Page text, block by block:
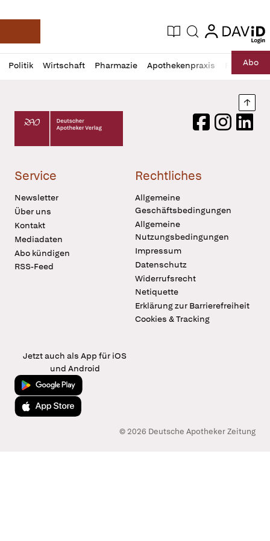
Deutsche Apotheker Zeitung
Aktuelle Ausgabe
Suche login
login
Politik Wirtschaft Pharmazie Apothekenpraxis RechtAbo
Profil
öffnen
Daz
Pur
Deutscher Apotheker Verlag Logo
FacebookInstagram
Service
Newsletter
Über uns
Kontakt
Mediadaten
Abo kündigen
RSS-Feed
Rechtliches
Allgemeine
Geschäftsbedingungen
Allgemeine
Nutzungsbedingungen
Impressum
Datenschutz
Widerrufsrecht
Netiquette
Erklärung zur Barrierefreiheit
Cookies & Tracking
Jetzt auch als App für iOS
und Android
Jetzt bei Google Play
Laden im App Store
© 2026 Deutsche Apotheker Zeitung